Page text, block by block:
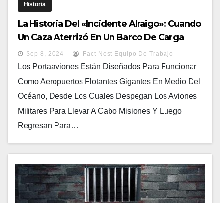
Historia
La Historia Del «Incidente Alraigo»: Cuando
Un Caza Aterrizó En Un Barco De Carga
Sep 8, 2024 Fact Nest Equipo De Trabajo
Los Portaaviones Están Diseñados Para Funcionar
Como Aeropuertos Flotantes Gigantes En Medio Del
Océano, Desde Los Cuales Despegan Los Aviones
Militares Para Llevar A Cabo Misiones Y Luego
Regresan Para…